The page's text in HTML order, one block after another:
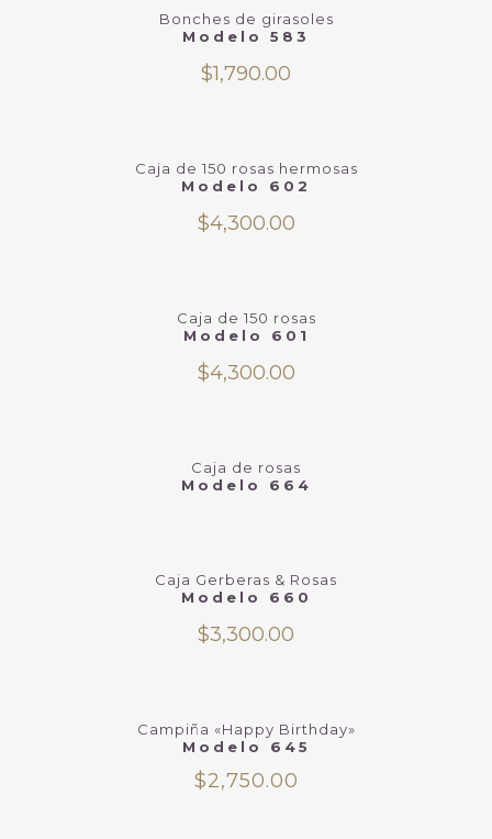
Bonches de girasoles
Modelo 583
$1,790.00
Caja de 150 rosas hermosas
Modelo 602
$4,300.00
Caja de 150 rosas
Modelo 601
$4,300.00
Caja de rosas
Modelo 664
Caja Gerberas & Rosas
Modelo 660
$3,300.00
Campiña «Happy Birthday»
Modelo 645
$2,750.00